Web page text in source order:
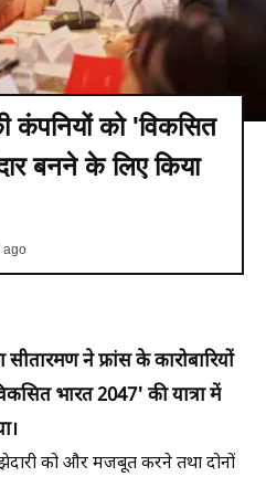
कंपनियों को 'विकसित
बनने के लिए किया
ago
सीतारमण ने फ्रांस के कारोबारियों
भारत 2047' की यात्रा में
को और मजबूत करने तथा दोनों